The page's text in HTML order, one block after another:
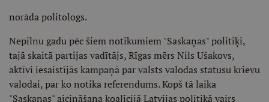
norāda politologs.
Nepilnu gadu pēc šiem notikumiem "Saskaņas" politiķi,
tajā skaitā partijas vadītājs, Rīgas mērs Nils Ušakovs,
aktīvi iesaistījās kampaņā par valsts valodas statusu krievu
valodai, par ko notika referendums. Kopš tā laika
"Saskaņas" aicināšana koalīcijā Latvijas politikā vairs